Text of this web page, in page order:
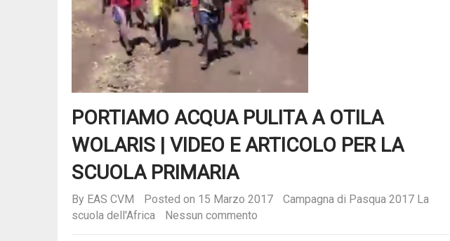
PORTIAMO ACQUA PULITA A OTILA
WOLARIS | VIDEO E ARTICOLO PER LA
SCUOLA PRIMARIA
By EAS CVM Posted on 15 Marzo 2017 Campagna di Pasqua 2017 La
scuola dell'Africa
Nessun commento